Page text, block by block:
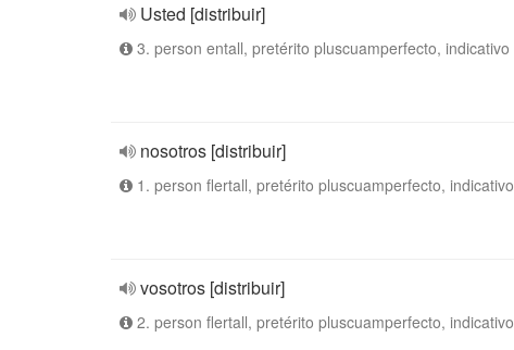
Usted [distribuir]
3. person entall, pretérito pluscuamperfecto, indicativo
nosotros [distribuir]
1. person flertall, pretérito pluscuamperfecto, indicativo
vosotros [distribuir]
2. person flertall, pretérito pluscuamperfecto, indicativo